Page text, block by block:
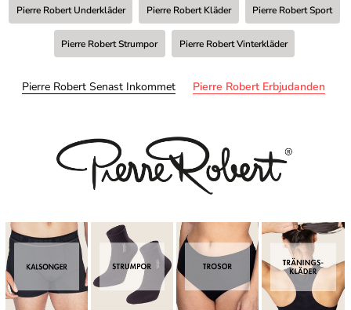
Pierre Robert Underkläder Pierre Robert Kläder Pierre Robert Sport
Pierre Robert Strumpor Pierre Robert Vinterkläder
Pierre Robert Senast Inkommet Pierre Robert Erbjudanden